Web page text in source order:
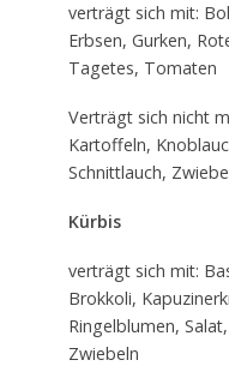
verträgt sich mit:
Erbsen, Gurken,
Tagetes, Tomaten
Verträgt sich nicht
Kartoffeln,
Schnittlauch,
Kürbis
verträgt sich mit:
Brokkoli,
Ringelblumen,
Zwiebeln